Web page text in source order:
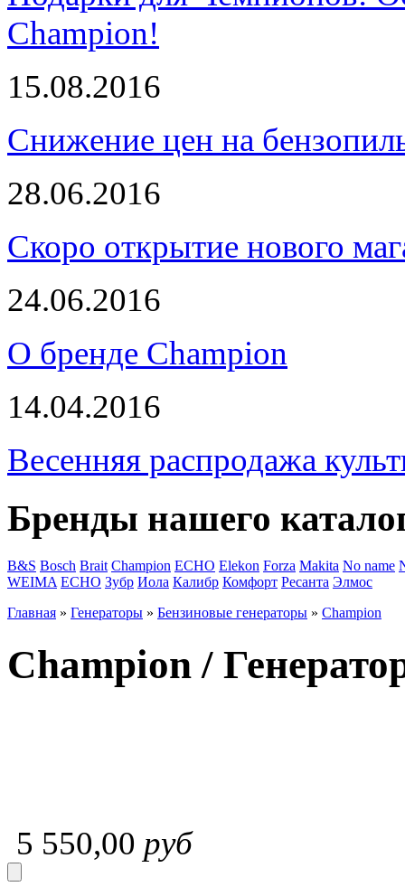
Champion!
15.08.2016
Снижение цен на
28.06.2016
Скоро открытие нового
24.06.2016
О бренде Champion
14.04.2016
Весенняя распродажа
Бренды нашего
B&S Bosch Brait Champion ECHO Elekon Forza Makita No name
WEIMA ЕСНО Зубр Иола Калибр Комфорт Ресанта Элмос
Главная » Генераторы » Бензиновые генераторы » Champion
Champion /
5 550,00 руб